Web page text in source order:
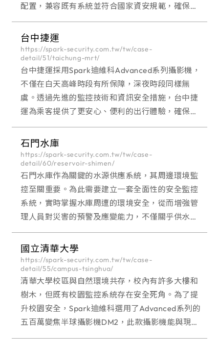
配置，兼容既有系統並符合國家資安規範，確保民
眾安全與個資保護。
台中捷運
https://spark-security.com.tw/tw/case-
detail/51/taichung-mrt/
台中捷運採用Spark迪維科Advanced系列攝影機，
不僅在白天高峰時段有所保障，深夜時段同樣無
虞。透過先進的監控技術和資訊安全措施，台中捷
運為乘客提供了更安心、便利的出行體驗，確保整
個交通系統的運營順利，為乘客的安全保馳鞏固基
礎。
石門水庫
https://spark-security.com.tw/tw/case-
detail/60/reservoir-shimen/
石門水庫作為關鍵的水源供應系統，其周邊環境監
控至關重要。為此需要建立一套全面性的安全監控
系統，實時掌握水庫周遭的環境安全，從而增強管
理人員對災害的預警及應變能力，不僅關乎供水安
全，也提升了管理效率。
國立清華大學
https://spark-security.com.tw/tw/case-
detail/55/campus-tsinghua/
清華大學校區與自然環境共存，校內有許多大樓和
樹木，但既有校園監控系統存在安全死角。為了提
升校園安全，Spark迪維科選用了Advanced系列的
五百萬變焦半球攝影機DM2，此款攝影機能與現有
系統相容，並在大樓與樹木陰影下提供高品質影